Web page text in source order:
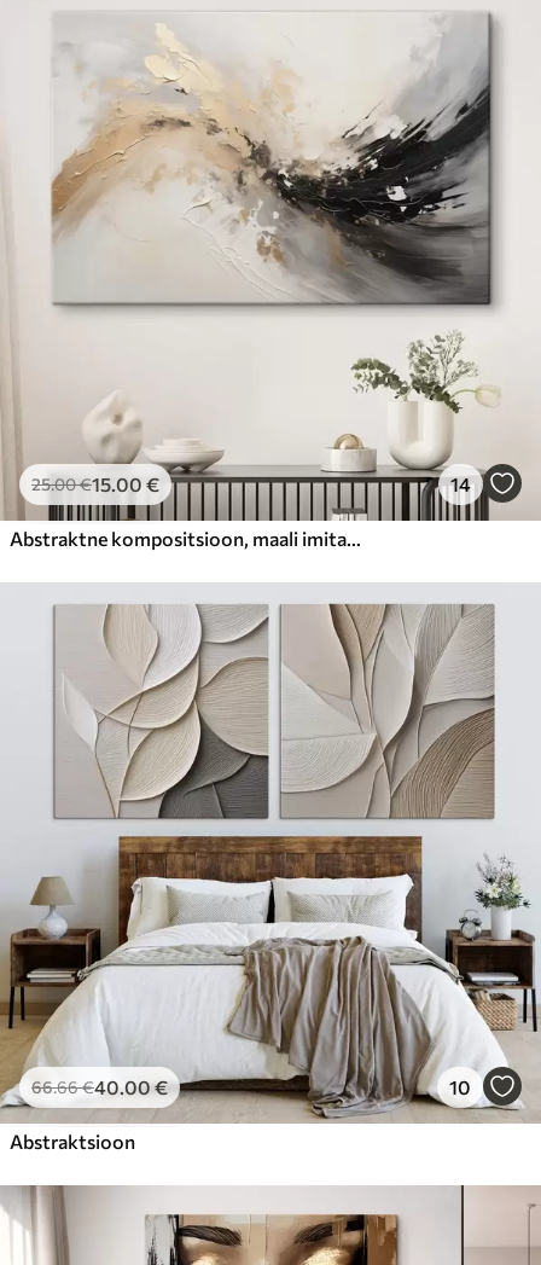
25.00€15.00 € 14
Abstraktne kompositsioon, maali imitatsioon
66.66€40.00€ 10
Abstraktsioon